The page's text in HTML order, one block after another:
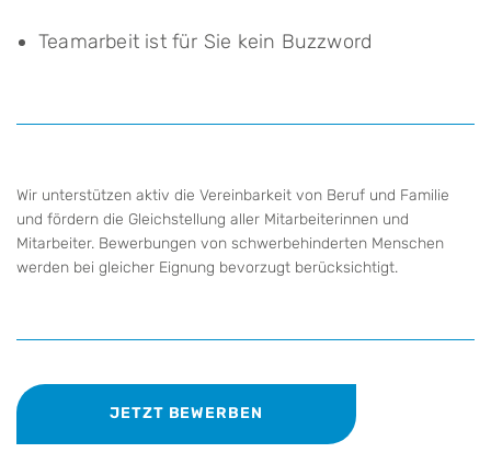
Teamarbeit ist für Sie kein Buzzword
Wir unterstützen aktiv die Vereinbarkeit von Beruf und Familie
und fördern die Gleichstellung aller Mitarbeiterinnen und
Mitarbeiter. Bewerbungen von schwerbehinderten Menschen
werden bei gleicher Eignung bevorzugt berücksichtigt.
JETZT BEWERBEN